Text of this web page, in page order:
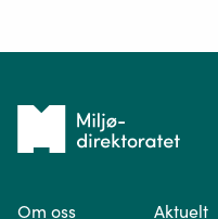
Tilbake
forsiden
Om oss Aktuelt